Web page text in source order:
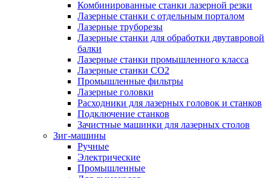
Комбинированные станки лазерной резки
Лазерные станки с отдельным порталом
Лазерные труборезы
Лазерные станки для обработки двутавровой
балки
Лазерные станки промышленного класса
Лазерные станки CO2
Промышленные фильтры
Лазерные головки
Расходники для лазерных головок и станков
Подключение станков
Зачистные машинки для лазерных столов
Зиг-машины
Ручные
Электрические
Промышленные